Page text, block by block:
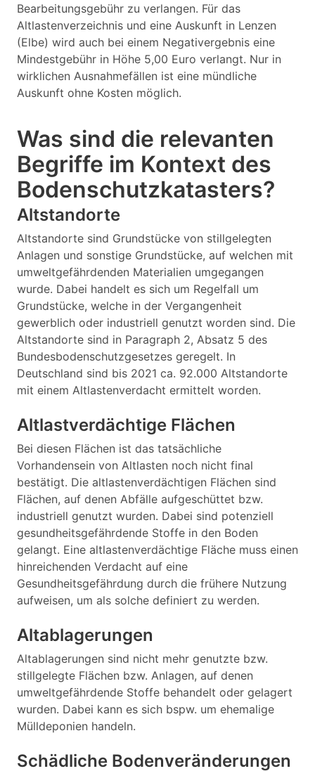
Bearbeitungsgebühr zu verlangen. Für das
Altlastenverzeichnis und eine Auskunft in Lenzen
(Elbe) wird auch bei einem Negativergebnis eine
Mindestgebühr in Höhe 5,00 Euro verlangt. Nur in
wirklichen Ausnahmefällen ist eine mündliche
Auskunft ohne Kosten möglich.
Was sind die relevanten
Begriffe im Kontext des
Bodenschutzkatasters?
Altstandorte
Altstandorte sind Grundstücke von stillgelegten
Anlagen und sonstige Grundstücke, auf welchen mit
umweltgefährdenden Materialien umgegangen
wurde. Dabei handelt es sich um Regelfall um
Grundstücke, welche in der Vergangenheit
gewerblich oder industriell genutzt worden sind. Die
Altstandorte sind in Paragraph 2, Absatz 5 des
Bundesbodenschutzgesetzes geregelt. In
Deutschland sind bis 2021 ca. 92.000 Altstandorte
mit einem Altlastenverdacht ermittelt worden.
Altlastverdächtige Flächen
Bei diesen Flächen ist das tatsächliche
Vorhandensein von Altlasten noch nicht final
bestätigt. Die altlastenverdächtigen Flächen sind
Flächen, auf denen Abfälle aufgeschüttet bzw.
industriell genutzt wurden. Dabei sind potenziell
gesundheitsgefährdende Stoffe in den Boden
gelangt. Eine altlastenverdächtige Fläche muss einen
hinreichenden Verdacht auf eine
Gesundheitsgefährdung durch die frühere Nutzung
aufweisen, um als solche definiert zu werden.
Altablagerungen
Altablagerungen sind nicht mehr genutzte bzw.
stillgelegte Flächen bzw. Anlagen, auf denen
umweltgefährdende Stoffe behandelt oder gelagert
wurden. Dabei kann es sich bspw. um ehemalige
Mülldeponien handeln.
Schädliche Bodenveränderungen